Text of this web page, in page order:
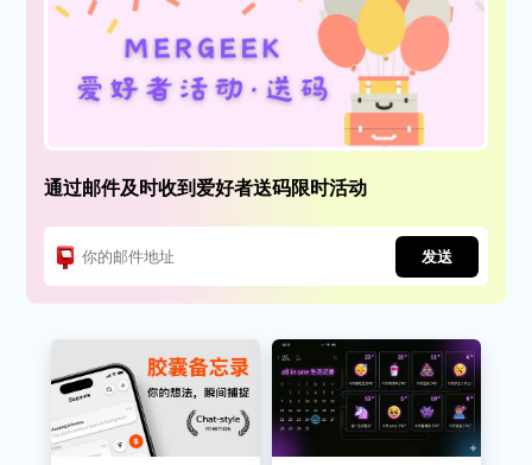
通过邮件及时收到爱好者送码限时活动
发送